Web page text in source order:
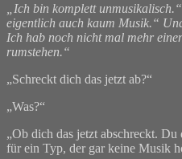
„Ich bin komplett
eigentlich auch kaum Musik.“
Ich hab noch nicht mal mehr
rumstehen.“
„Schreckt dich das jetzt ab?“
„Was?“
„Ob dich das jetzt abschreckt.
für ein Typ, der gar keine Musik